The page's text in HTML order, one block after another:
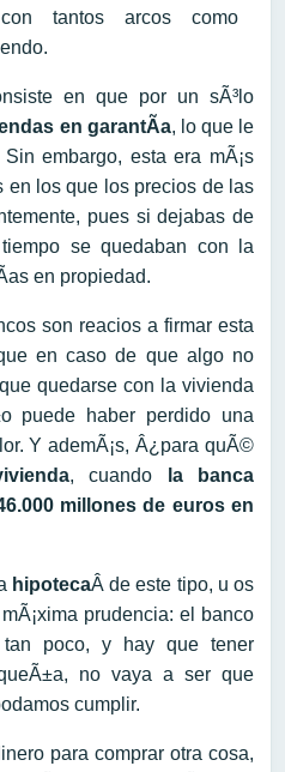
tantos arcos como
en que por un sÃ³lo
en garantÃ­a, lo que le
embargo, esta era mÃ¡s
en los que los precios de las
pues si dejabas de
se quedaban con la
en propiedad.
son reacios a firmar esta
en caso de que algo no
quedarse con la vivienda
puede haber perdido una
Y ademÃ¡s, Â¿para quÃ©
, cuando la banca
millones de euros en
hipotecaÂ de este tipo, u os
prudencia: el banco
tan poco, y hay que tener
no vaya a ser que
cumplir.
para comprar otra cosa,